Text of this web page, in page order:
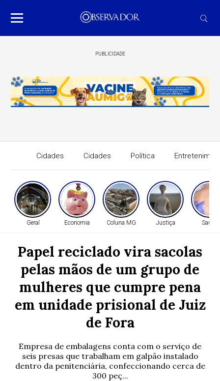
PUBLICIDADE
Cidades Cidades Política
Geral Economia Coluna MG Justiça Saúde
Papel reciclado vira sacolas
pelas mãos de um grupo de
mulheres que cumpre pena
em unidade prisional de Juiz
de Fora
Empresa de embalagens conta com o serviço de
seis presas que trabalham em galpão instalado
dentro da penitenciária, confeccionando cerca de
300 peç...